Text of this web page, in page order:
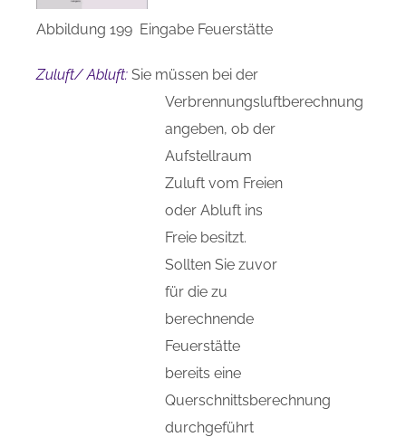
Abbildung 199 Eingabe Feuerstätte
Zuluft/ Abluft: Sie müssen bei der
Verbrennungsluftberechnung
angeben, ob der
Aufstellraum
Zuluft vom Freien
oder Abluft ins
Freie besitzt.
Sollten Sie zuvor
für die zu
berechnende
Feuerstätte
bereits eine
Querschnittsberechnung
durchgeführt